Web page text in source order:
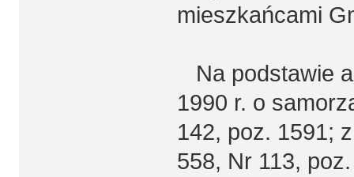
mieszkańcami
Na podstawie
1990 r. o
142, poz. 1591;
558, Nr 113,